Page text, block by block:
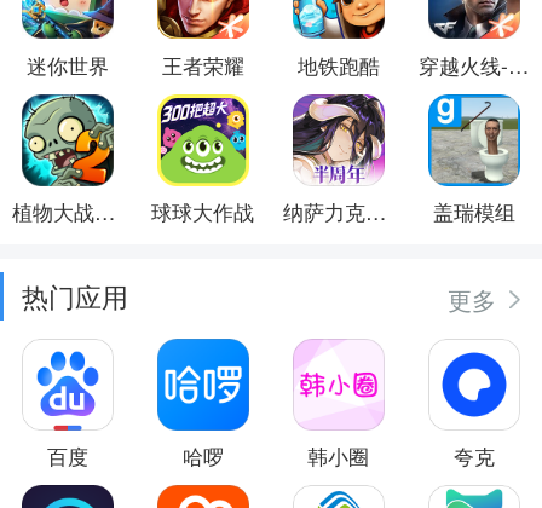
迷你世界 王者荣耀 地铁跑酷 穿越火线-枪战王者
植物大战僵尸2 球球大作战 纳萨力克之王 盖瑞模组
热门应用 更多
百度 哈啰 韩小圈 夸克